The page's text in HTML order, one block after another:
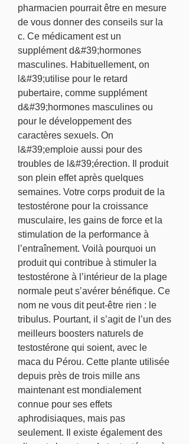
pharmacien pourrait être en mesure
de vous donner des conseils sur la
c. Ce médicament est un
supplément d&#39;hormones
masculines. Habituellement, on
l&#39;utilise pour le retard
pubertaire, comme supplément
d&#39;hormones masculines ou
pour le développement des
caractères sexuels. On
l&#39;emploie aussi pour des
troubles de l&#39;érection. Il produit
son plein effet après quelques
semaines. Votre corps produit de la
testostérone pour la croissance
musculaire, les gains de force et la
stimulation de la performance à
l’entraînement. Voilà pourquoi un
produit qui contribue à stimuler la
testostérone à l’intérieur de la plage
normale peut s’avérer bénéfique. Ce
nom ne vous dit peut-être rien : le
tribulus. Pourtant, il s’agit de l’un des
meilleurs boosters naturels de
testostérone qui soient, avec le
maca du Pérou. Cette plante utilisée
depuis près de trois mille ans
maintenant est mondialement
connue pour ses effets
aphrodisiaques, mais pas
seulement. Il existe également des